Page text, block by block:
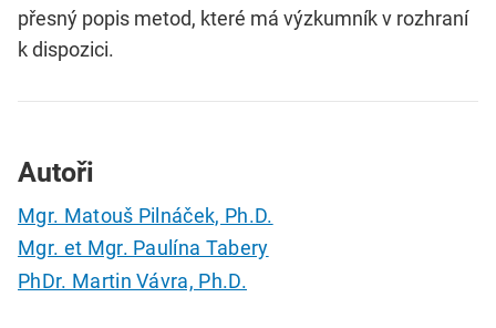
přesný popis metod, které má výzkumník v rozhraní
k dispozici.
Autoři
Mgr. Matouš Pilnáček, Ph.D.
Mgr. et Mgr. Paulína Tabery
PhDr. Martin Vávra, Ph.D.